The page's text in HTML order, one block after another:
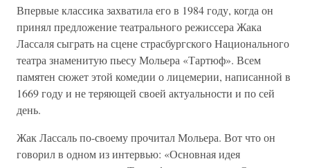
Впервые классика захватила его в 1984 году, когда он
принял предложение театрального режиссера Жака
Лассаля сыграть на сцене страсбургского Национального
театра знаменитую пьесу Мольера «Тартюф». Всем
памятен сюжет этой комедии о лицемерии, написанной в
1669 году и не теряющей своей актуальности и по сей
день.
Жак Лассаль по-своему прочитал Мольера. Вот что он
говорил в одном из интервью: «Основная идея